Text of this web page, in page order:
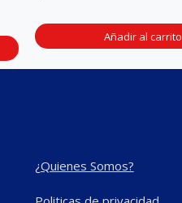
Añadir al carrito
¿Quienes Somos?